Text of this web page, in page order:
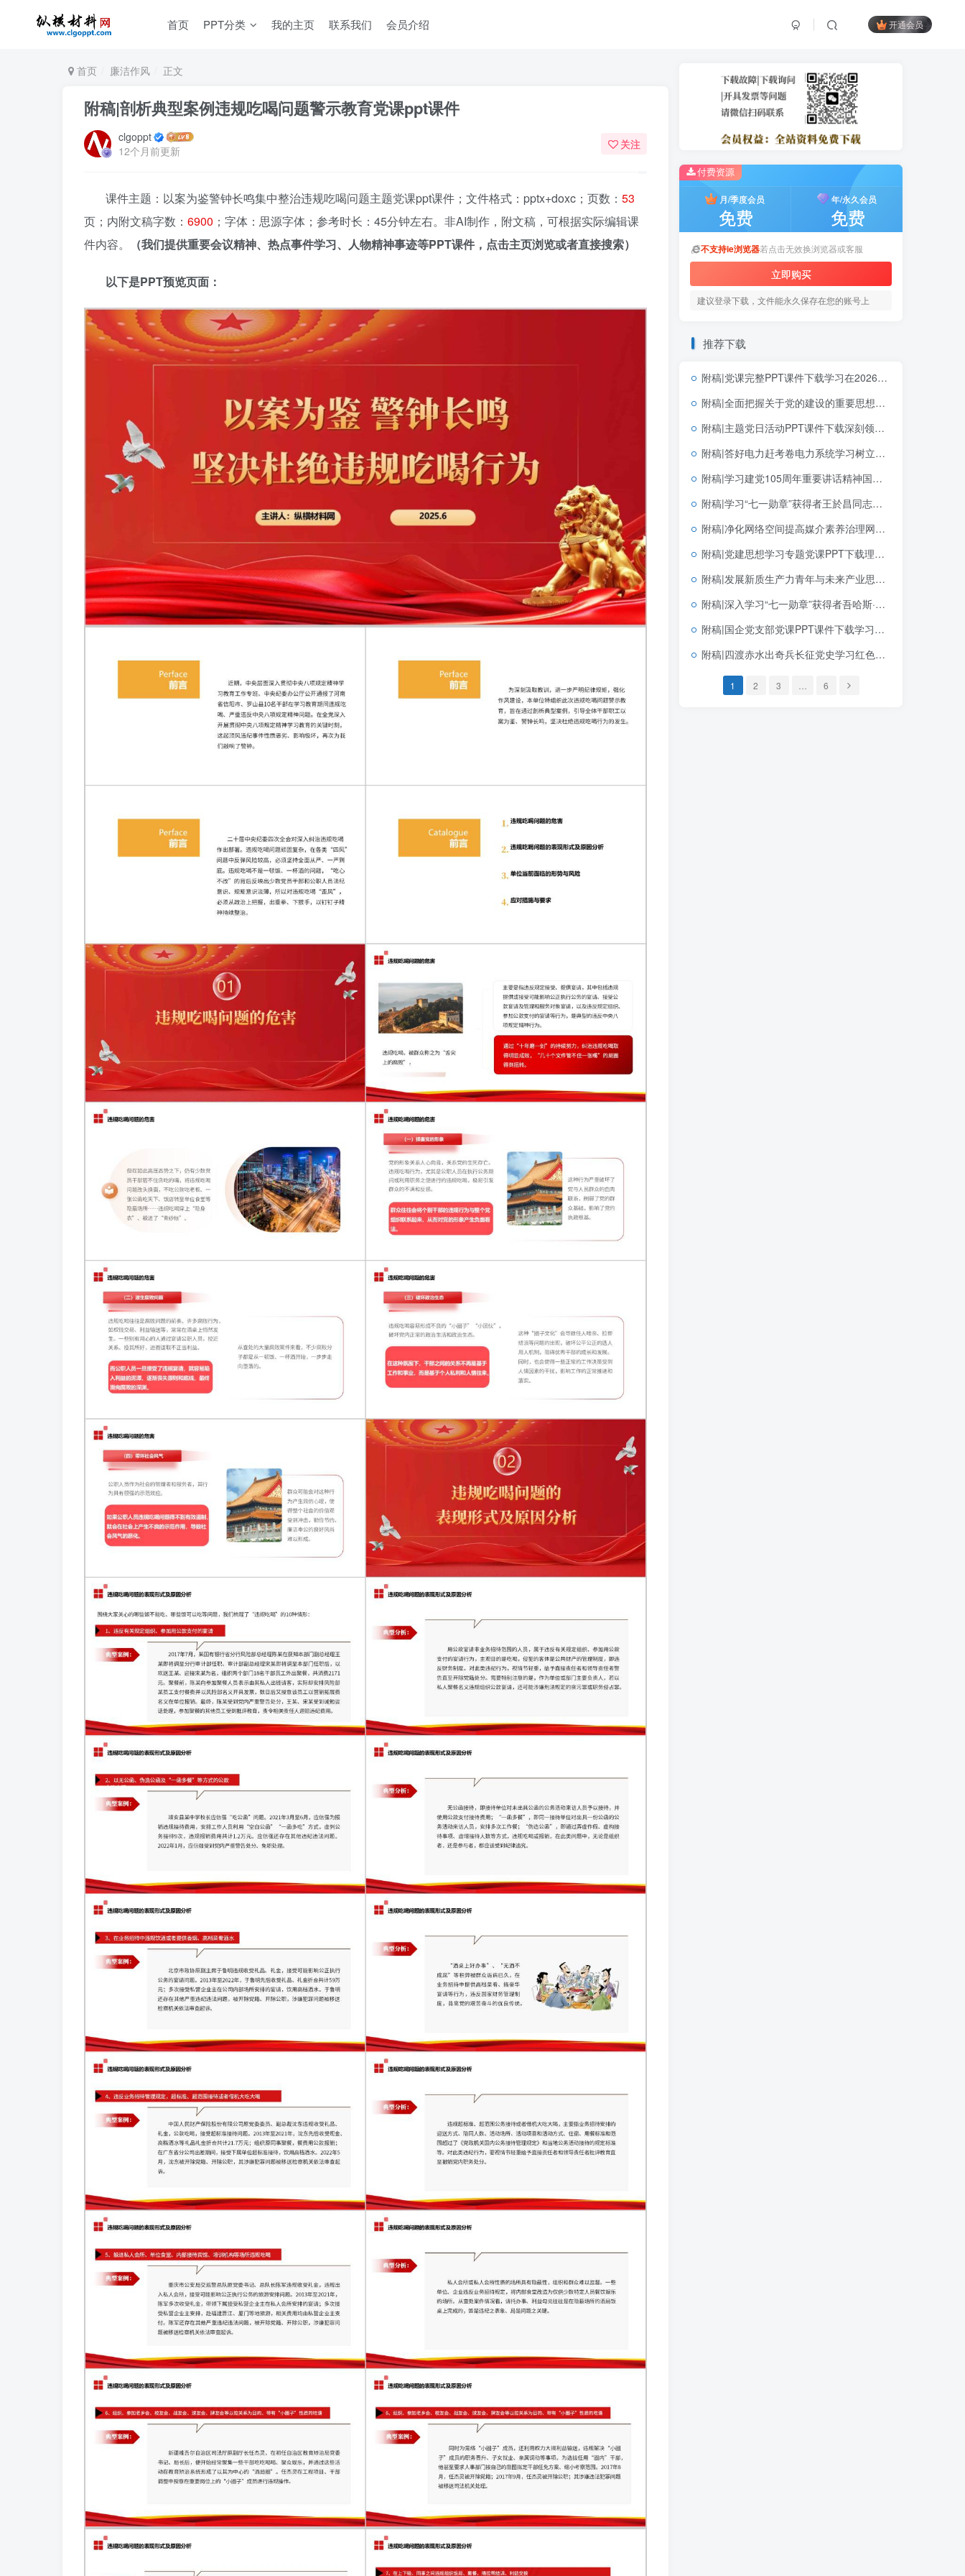
首页 PPT分类 我的主页 联系我们 会员介绍 开通会员
首页 廉洁作风 正文
附稿|剖析典型案例违规吃喝问题警示教育党课ppt课件
clgoppt
12个月前更新
关注
课件主题：以案为鉴警钟长鸣集中整治违规吃喝问题主题党课ppt课件；文件格式：pptx+doxc；页数： 53
页；内附文稿字数： 6900 ；字体：思源字体；参考时长：45分钟左右。非AI制作，附文稿，可根据实际编辑课
件内容。
（我们提供重要会议精神、热点事件学习、人物精神事迹等PPT课件，点击主页浏览或者直接搜索）
以下是PPT预览页面：
付费资源
月/季度会员
免费
年/永久会员
免费
不支持ie浏览器若点击无效换浏览器或客服
立即购买
建议登录下载，文件能永久保存在您的账号上
推荐下载
附稿|党课完整PPT课件下载学习在2026年世界人工智能大会上的主旨讲话精神思政课课件
附稿|全面把握关于党的建设的重要思想的科学体系带讲稿党课团课思政PPT课件下载
附稿|主题党日活动PPT课件下载深刻领悟中国共产党为什么能的关键密码
附稿|答好电力赶考卷电力系统学习树立和践行正确政绩观学习教育主题党课ppt模板
附稿|学习建党105周年重要讲话精神国企党支部党课PPT课件下载
附稿|学习“七一勋章”获得者王於昌同志先进事迹思政课团课ppt课件
附稿|净化网络空间提高媒介素养治理网络乱象青少年思政宣讲PPT课件模板共建清朗网络空间主题班会幻灯片
附稿|党建思想学习专题党课PPT下载理解和把握好“十四个坚持”
附稿|发展新质生产力青年与未来产业思政课公开课完整PPT带讲稿课件
附稿|深入学习“七一勋章”获得者吾哈斯·苏来曼同志先进事迹PPT模板下载
附稿|国企党支部党课PPT课件下载学习贯彻七一重要讲话精神和党建思想
附稿|四渡赤水出奇兵长征党史学习红色传承青年团课PPT模板
1 2 3 6